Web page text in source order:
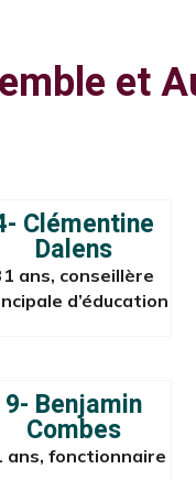
et
Clémentine
Dalens
ans, conseillère
d’éducation
9- Benjamin
Combes
ans, fonctionnaire